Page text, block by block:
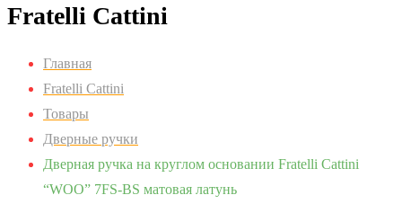
Fratelli Cattini
Главная
Fratelli Cattini
Товары
Дверные ручки
Дверная ручка на круглом основании Fratelli Cattini
“WOO” 7FS-BS матовая латунь